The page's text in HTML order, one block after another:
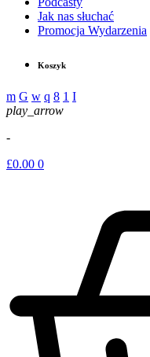
Jak nas słuchać
Promocja Wydarzenia
Koszyk
play_arrow
-
£0.00 0